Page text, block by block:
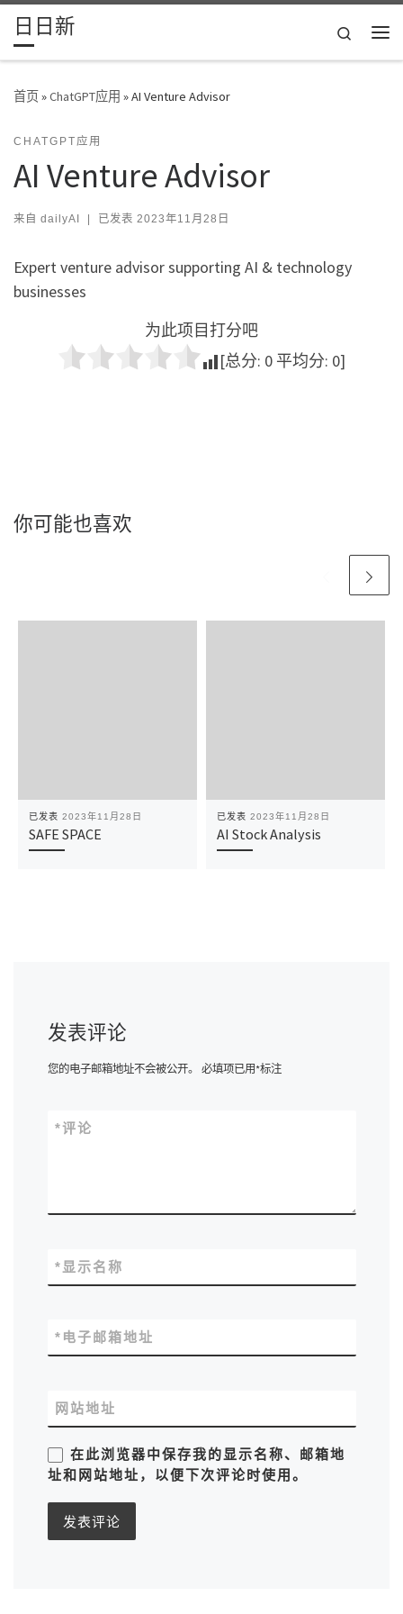
Skip to content
日日新
Search
首页»ChatGPT应用 »AI Venture Advisor
CHATGPT应用
AI Venture Advisor
来自 dailyAI | 已发表 2023年11月28日
Expert venture advisor supporting AI & technology
businesses
为此项目打分吧
[总分: 0 平均分: 0]
你可能也喜欢
已发表 2023年11月28日
SAFE SPACE
已发表 2023年11月28日
AI Stock Analysis
发表评论
您的电子邮箱地址不会被公开。 必填项已用*标注
评论
*
显示名称
*
电子邮箱地址
*
网站地址
在此浏览器中保存我的显示名称、邮箱地
址和网站地址，以便下次评论时使用。